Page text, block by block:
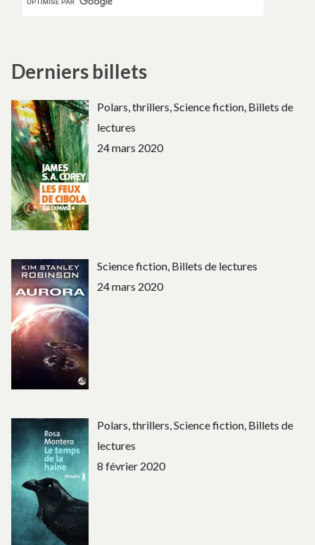
Derniers billets
Polars, thrillers, Science fiction, Billets de
lectures
24 mars 2020
Science fiction, Billets de lectures
24 mars 2020
Polars, thrillers, Science fiction, Billets de
lectures
8 février 2020